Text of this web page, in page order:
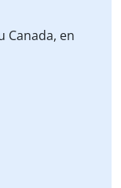
Canada, en